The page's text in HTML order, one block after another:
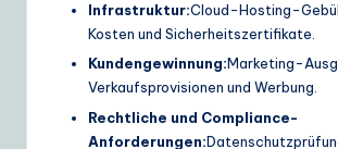
Infrastruktur:Cloud-Hosting-
Kosten und Sicherheitszertifikate.
Kundengewinnung:Marketing-
Verkaufsprovisionen und Werbung.
Rechtliche und Compliance-
Anforderungen: